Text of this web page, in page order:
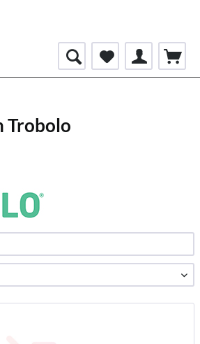
Trobolo